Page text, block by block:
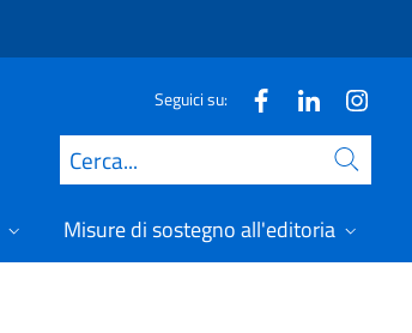
Seguici su:
Cerca
Misure di sostegno all'editoria